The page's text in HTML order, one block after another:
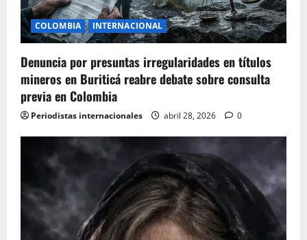
i
o
n
COLOMBIA INTERNACIONAL
Denuncia por presuntas irregularidades en títulos
mineros en Buriticá reabre debate sobre consulta
previa en Colombia
Periodistas internacionales abril 28, 2026 0